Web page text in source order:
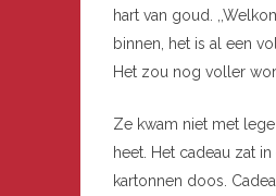
hart van goud.
binnen, het is al een
Het zou nog voller
Ze kwam niet met
heet. Het cadeau zat in
kartonnen doos.